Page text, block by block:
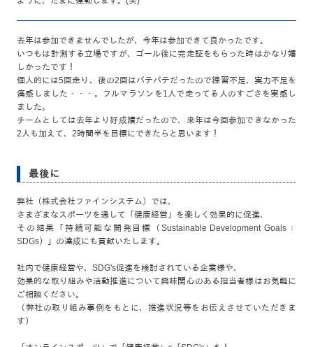
去年は参加できませんでしたが、今年は参加できて良かったです。
いつもは計測する立場ですが、ゴール後に完走証をもらった時はかなり嬉
しかったです！
個人的には5回走り、後の2回はバテバテだったので練習不足、実力不足を
痛感しました・・・。フルマラソンを1人で走ってる人のすごさを実感し
ました。
チームとしては去年より好成績だったので、来年は今回参加できなかった
2人も加えて、2時間半を目標にできたらと思います！
最後に
弊社（株式会社ファインシステム）では、
さまざまなスポーツを通して「健康経営」を楽しく効果的に促進、
その結果「持続可能な開発目標（Sustainable Development Goals：
SDGs）」の達成にも貢献いたします。
社内で健康経営や、SDG's促進を検討されている企業様や、
効果的な取り組みや活動推進について興味関心のある担当者様はお気軽に
ご相談ください。
（弊社の取り組み事例をもとに、推進状況等をお伝えさせていただきま
す）